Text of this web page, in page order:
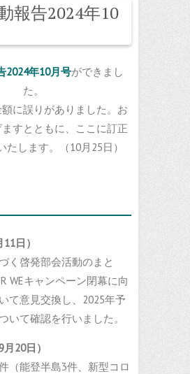
報告2024年10
2024年10月号ができまし
た。
額に誤りがありました。お
すとともに、ここに訂正
たします。（10月25日）
日）
く啓発部会活動のまと
WEキャンペーン閉幕に向
て意見交換し、2025年予
いて確認を行いました。
20日）
（能登半島3件、新型コロ